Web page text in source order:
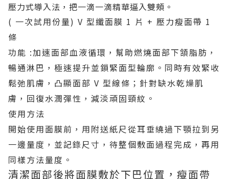
壓力式導入法，把一滴一滴精華逼入雙頰。
( 一次試用份量) V 型纖面膜 1 片 + 壓力瘦面帶 1
條
功能 :加速面部血液循環，幫助燃燒面部下頷脂肪，
暢通淋巴，極速提升並鎖緊面型輪廓。同時有效緊收
鬆弛肌膚，凸顯面部 V 型線條；針對缺水乾燥肌
膚，回復水潤彈性，減淡頑固頸紋。
使用方法
開始使用面膜前，用附送紙尺從耳垂繞過下顎拉到另
一邊量度，並記錄尺寸，待整個敷面過程完成，再用
同樣方法量度。
清潔面部後將面膜敷於下巴位置，瘦面帶